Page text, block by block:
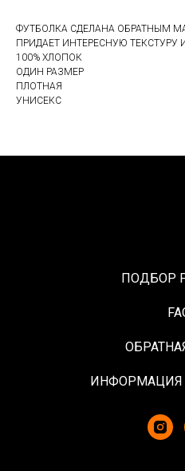
ФУТБОЛКА СДЕЛАНА ОБРАТНЫМ
ПРИДАЕТ ИНТЕРЕСНУЮ
100% ХЛОПОК
ОДИН РАЗМЕР
ПЛОТНАЯ
УНИСЕКС
ПОДБОР
ИНФОРМАЦИЯ